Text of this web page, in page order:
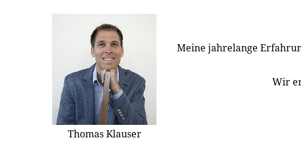
Thomas Klauser
Meine jahrelange
Wir